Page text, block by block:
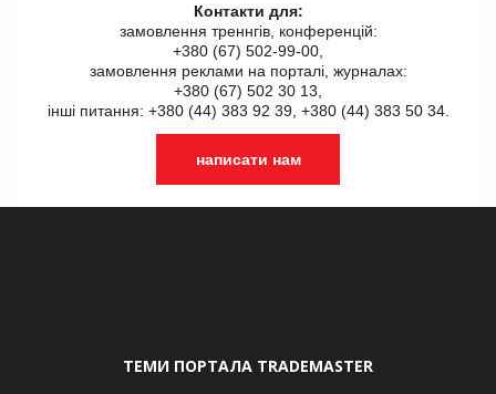
Контакти для:
замовлення треннгів, конференцій:
+380 (67) 502-99-00,
замовлення реклами на порталі, журналах:
+380 (67) 502 30 13,
інші питання: +380 (44) 383 92 39, +380 (44) 383 50 34.
написати нам
ТЕМИ ПОРТАЛА TRADEMASTER